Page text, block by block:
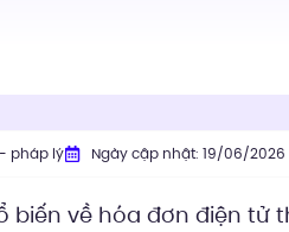
pháp lý Ngày cập nhật: 19/06/2026
biến về hóa đơn điện tử